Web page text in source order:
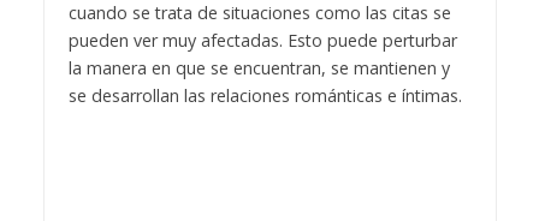
cuando se trata de situaciones como las citas se
pueden ver muy afectadas. Esto puede perturbar
la manera en que se encuentran, se mantienen y
se desarrollan las relaciones románticas e íntimas.